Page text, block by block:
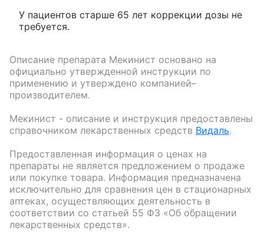
У пациентов старше 65 лет коррекции дозы не
требуется.
Описание препарата Мекинист основано на
официально утвержденной инструкции по
применению и утверждено компанией–
производителем.
Мекинист - описание и инструкция предоставлены
справочником лекарственных средств Видаль.
Предоставленная информация о ценах на
препараты не является предложением о продаже
или покупке товара. Информация предназначена
исключительно для сравнения цен в стационарных
аптеках, осуществляющих деятельность в
соответствии со статьей 55 ФЗ «Об обращении
лекарственных средств».